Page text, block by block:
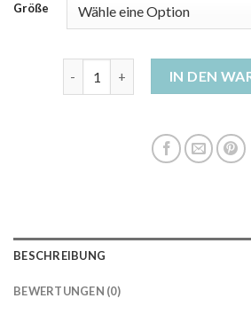
Größe
daunen winterjacke Menge
IN DEN
BESCHREIBUNG
BEWERTUNGEN (0)